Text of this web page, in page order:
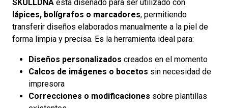
SKULLDNA está diseñado para ser utilizado con
lápices, bolígrafos o marcadores, permitiendo
transferir diseños elaborados manualmente a la piel de
forma limpia y precisa. Es la herramienta ideal para:
Diseños personalizados creados en el momento
Calcos de imágenes o bocetos sin necesidad de
impresora
Correcciones o modificaciones sobre plantillas